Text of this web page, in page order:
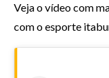
Veja o vídeo com
com o esporte